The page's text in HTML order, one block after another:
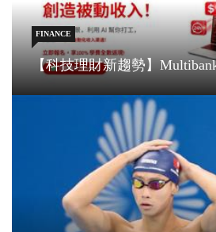
FINANCE
【科技理財新趨勢】